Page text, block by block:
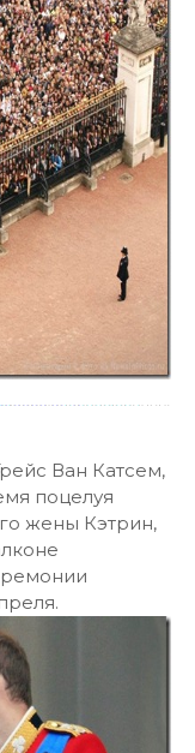
Ван Катсем,
поцелуя
жены Кэтрин,